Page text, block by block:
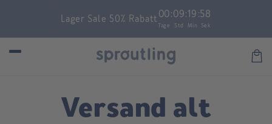
Lager Sale 50% Rabatt 00
Tage
:09
Std
:19
Min
:58
Sek
Versand alt